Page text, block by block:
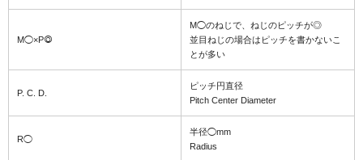
M◯×P◎
M◯のねじで、ねじのピッチが◎
並目ねじの場合はピッチを書かないこ
とが多い
P. C. D.
ピッチ円直径
Pitch Center Diameter
R◯
半径◯mm
Radius